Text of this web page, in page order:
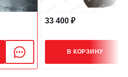
33 400 ₽
В КОРЗИНУ